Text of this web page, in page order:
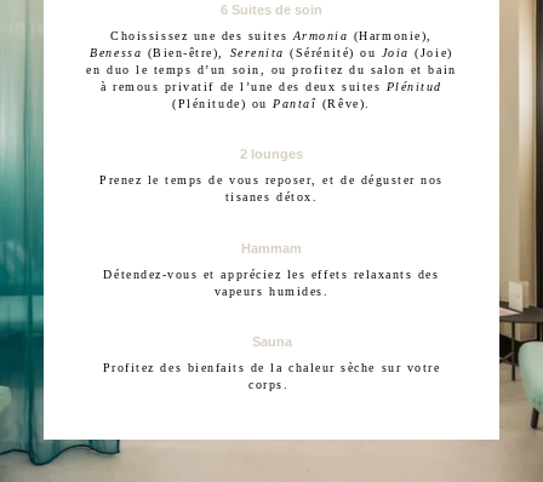
6 Suites de soin
Choississez une des suites Armonia (Harmonie),
Benessa (Bien-être), Serenita(Sérénité) ou Joia(Joie)
en duo le temps d’un soin, ou profitez du salon et bain
à remous privatif de l’une des deux suites
Plénitud
(Plénitude) ou Pantaî (Rêve).
2 lounges
Prenez le temps de vous reposer, et de déguster nos
tisanes détox.
Hammam
Détendez-vous et appréciez les effets relaxants des
vapeurs humides.
Sauna
Profitez des bienfaits de la chaleur sèche sur votre
corps.